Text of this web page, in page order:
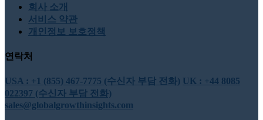
회사 소개
서비스 약관
개인정보 보호정책
연락처
USA : +1 (855) 467-7775 (수신자 부담 전화) UK : +44 8085
022397 (수신자 부담 전화)
sales@globalgrowthinsights.com